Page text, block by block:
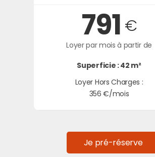
791 €
Loyer par mois à partir de
Superficie : 42 m²
Loyer Hors Charges :
356 €/mois
Je pré-réserve